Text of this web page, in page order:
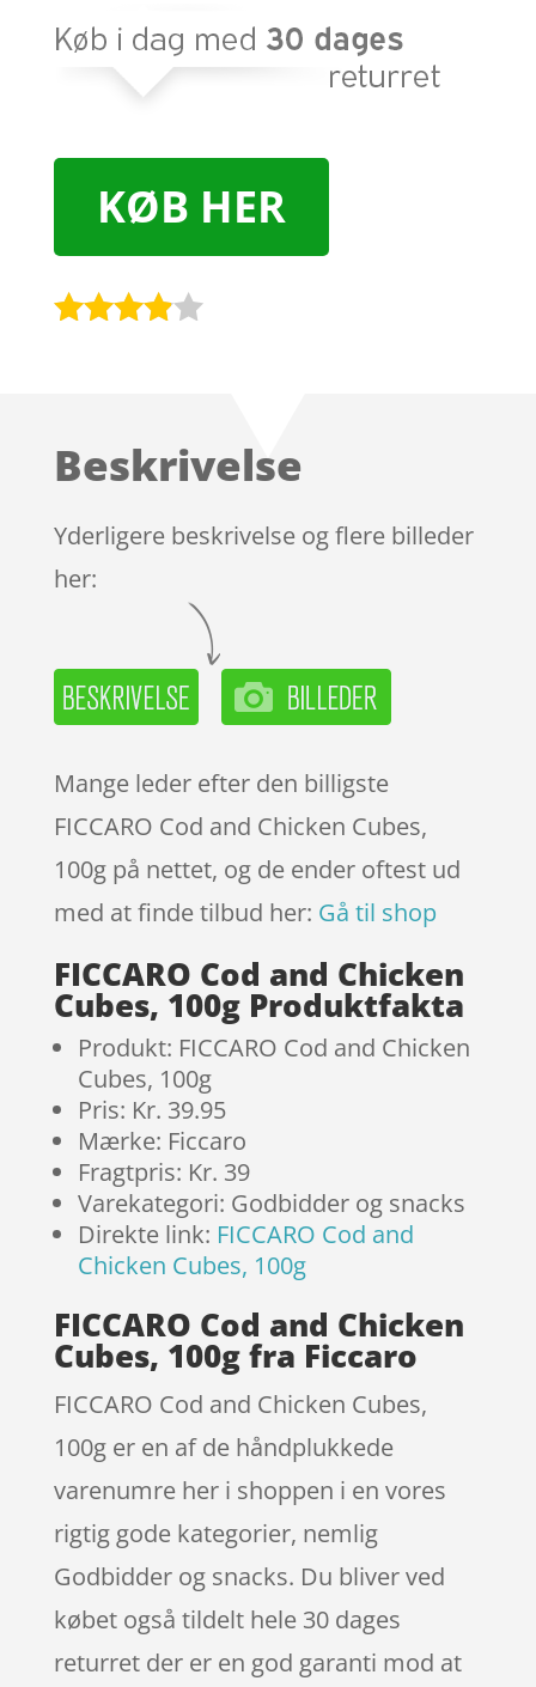
KØB HER
på
ømmels
er
Beskrivelse
Yderligere beskrivelse og flere billeder
her:
Mange leder efter den billigste
FICCARO Cod and Chicken Cubes,
100g på nettet, og de ender oftest ud
med at finde tilbud her: Gå til shop
FICCARO Cod and Chicken
Cubes, 100g Produktfakta
Produkt: FICCARO Cod and Chicken
Cubes, 100g
Pris: Kr. 39.95
Mærke: Ficcaro
Fragtpris: Kr. 39
Varekategori: Godbidder og snacks
Direkte link: FICCARO Cod and
Chicken Cubes, 100g
FICCARO Cod and Chicken
Cubes, 100g fra Ficcaro
FICCARO Cod and Chicken Cubes,
100g er en af de håndplukkede
varenumre her i shoppen i en vores
rigtig gode kategorier, nemlig
Godbidder og snacks. Du bliver ved
købet også tildelt hele 30 dages
returret der er en god garanti mod at